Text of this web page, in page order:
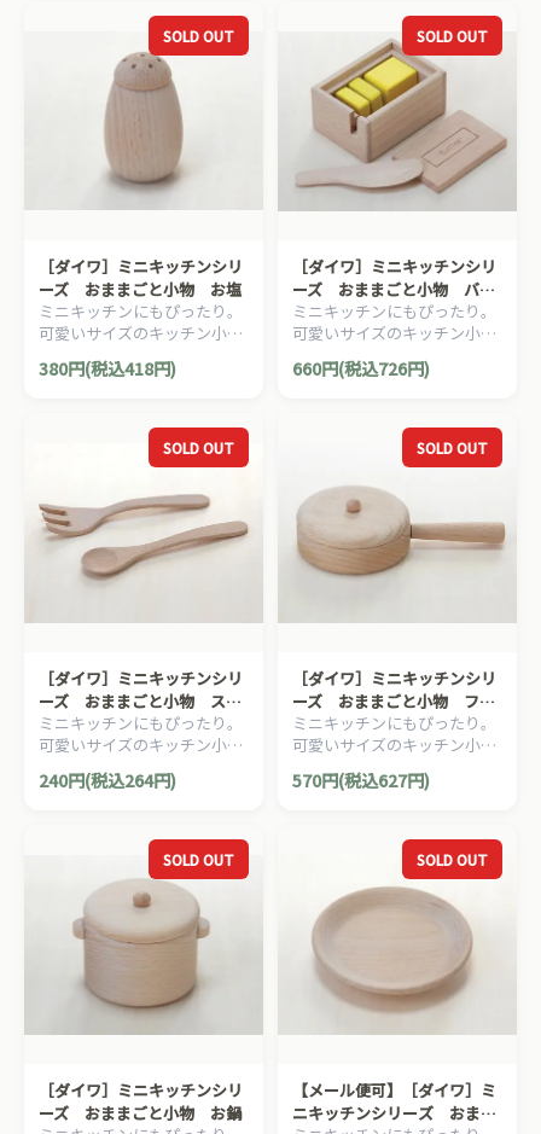
SOLD OUT
［ダイワ］ミニキッチンシリ
ーズ おままごと小物 お塩
ミニキッチンにもぴったり。
可愛いサイズのキッチン小物
シリーズ。振ると音がしま
す。
380円(税込418円)
SOLD OUT
［ダイワ］ミニキッチンシリ
ーズ おままごと小物 バタ
ー
ミニキッチンにもぴったり。
可愛いサイズのキッチン小物
シリーズ。
660円(税込726円)
SOLD OUT
［ダイワ］ミニキッチンシリ
ーズ おままごと小物 スプ
ーン＆フォーク
ミニキッチンにもぴったり。
可愛いサイズのキッチン小物
シリーズ。
240円(税込264円)
SOLD OUT
［ダイワ］ミニキッチンシリ
ーズ おままごと小物 フラ
イパン
ミニキッチンにもぴったり。
可愛いサイズのキッチン小物
シリーズ。
570円(税込627円)
SOLD OUT
［ダイワ］ミニキッチンシリ
ーズ おままごと小物 お鍋
SOLD OUT
【メール便可】［ダイワ］ミ
ニキッチンシリーズ おまま